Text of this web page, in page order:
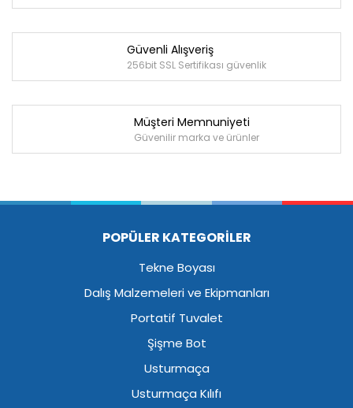
Güvenli Alışveriş
256bit SSL Sertifikası güvenlik
Müşteri Memnuniyeti
Güvenilir marka ve ürünler
POPÜLER KATEGORİLER
Tekne Boyası
Dalış Malzemeleri ve Ekipmanları
Portatif Tuvalet
Şişme Bot
Usturmaça
Usturmaça Kılıfı